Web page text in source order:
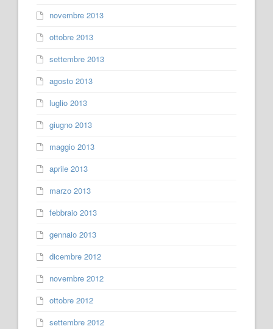
novembre 2013
ottobre 2013
settembre 2013
agosto 2013
luglio 2013
giugno 2013
maggio 2013
aprile 2013
marzo 2013
febbraio 2013
gennaio 2013
dicembre 2012
novembre 2012
ottobre 2012
settembre 2012